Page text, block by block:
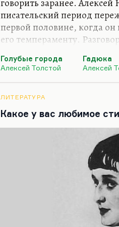
говорить заранее.
писательский период
первой половине, когда
его темпераменту.
отстаивал норму среди
«Подземной клюквы» (как
в «Егоре Обозове»)…
влюблен в роковую
Голубые города
Алексей Толстой
Гадюка
Алексей
ЛИТЕРАТУРА
Какое у вас любимое